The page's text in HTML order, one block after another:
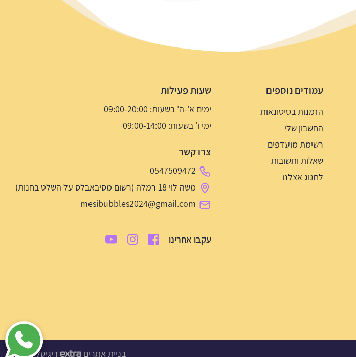
עמודים נוספים
הזמנות בסיטונאות
החשבון שלי
רשימת מועדפים
שאלות ותשובות
לחגוג אצלנו
שעות פעילות
ימים א’-ה’ בשעות: 09:00-20:00
ימי ו’ בשעות: 09:00-14:00
צרו קשר
0547509472
משה לוי 18 רמלה (רשום מסיבאבלס על השלט בחנות)
mesibubbles2024@gmail.com
עקבו אחרינו
בניית אתרים דיגיטל